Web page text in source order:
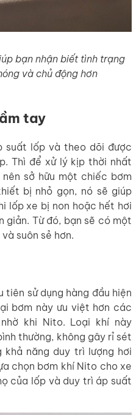
bạn nhận biết tình trạng
và chủ động hơn
tay
suất lốp và theo dõi được
Thì để xử lý kịp thời nhất
sở hữu một chiếc bơm
bị nhỏ gọn, nó sẽ giúp
lốp xe bị non hoặc hết hơi
giản. Từ đó, bạn sẽ có một
suôn sẻ hơn.
tiên sử dụng hàng đầu hiện
bơm này ưu việt hơn các
khi Nito. Loại khí này
thường, không gây rỉ sét
năng duy trì lượng hơi
chọn bơm khí Nito cho xe
của lốp và duy trì áp suất